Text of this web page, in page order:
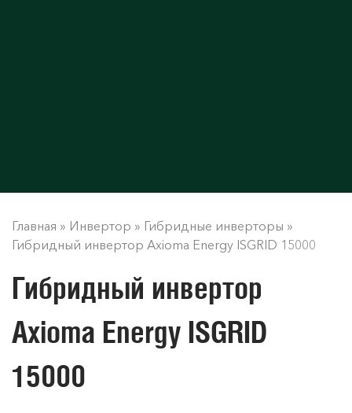
Главная » Инвертор » Гибридные инверторы »
Гибридный инвертор Axioma Energy ISGRID 15000
Гибридный инвертор
Axioma Energy ISGRID
15000